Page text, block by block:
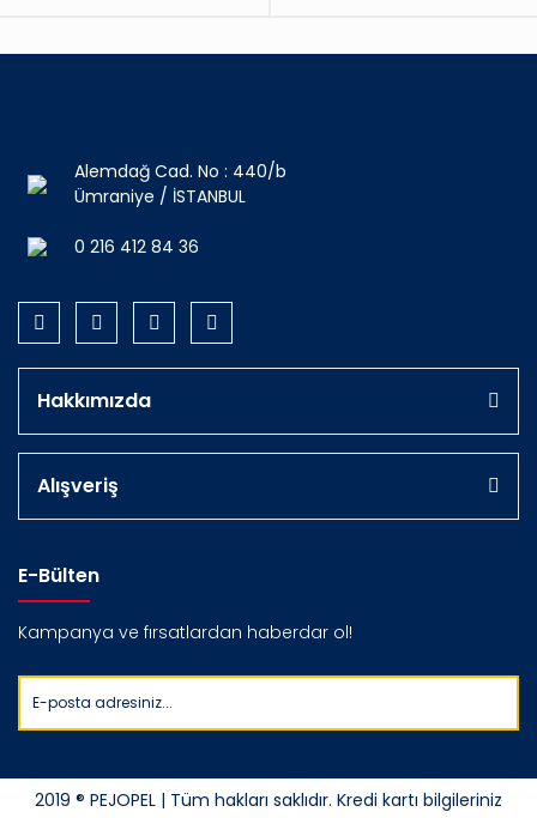
Alemdağ Cad. No : 440/b
Ümraniye / İSTANBUL
0 216 412 84 36
Hakkımızda
Alışveriş
E-Bülten
Kampanya ve fırsatlardan haberdar ol!
2019 ® PEJOPEL | Tüm hakları saklıdır. Kredi kartı bilgileriniz